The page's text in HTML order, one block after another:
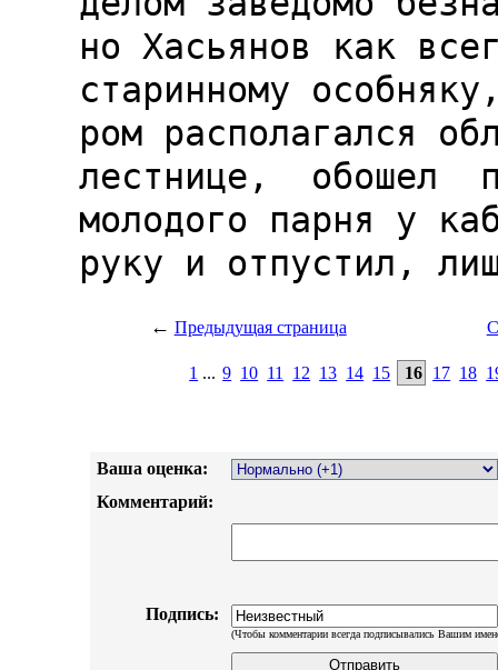
← Предыдущая страница
1 ... 9 10 11 12 13 14 15 16 17 18
Ваша оценка:
Комментарий:
Подпись:
(Чтобы комментарии всегда подписывались Вашим